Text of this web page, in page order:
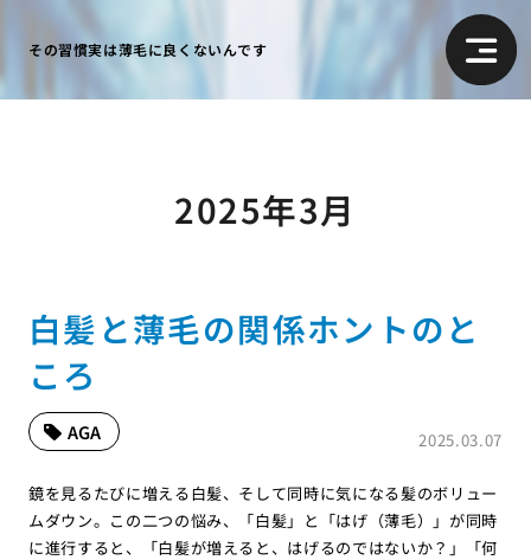
その習慣実は薄毛に良くないんです
2025年3月
白髪と薄毛の関係ホントのと
ころ
2025.03.07
AGA
鏡を見るたびに増える白髪、そして同時に気になる髪のボリュー
ムダウン。この二つの悩み、「白髪」と「はげ（薄毛）」が同時
に進行すると、「白髪が増えると、はげるのではないか？」「何